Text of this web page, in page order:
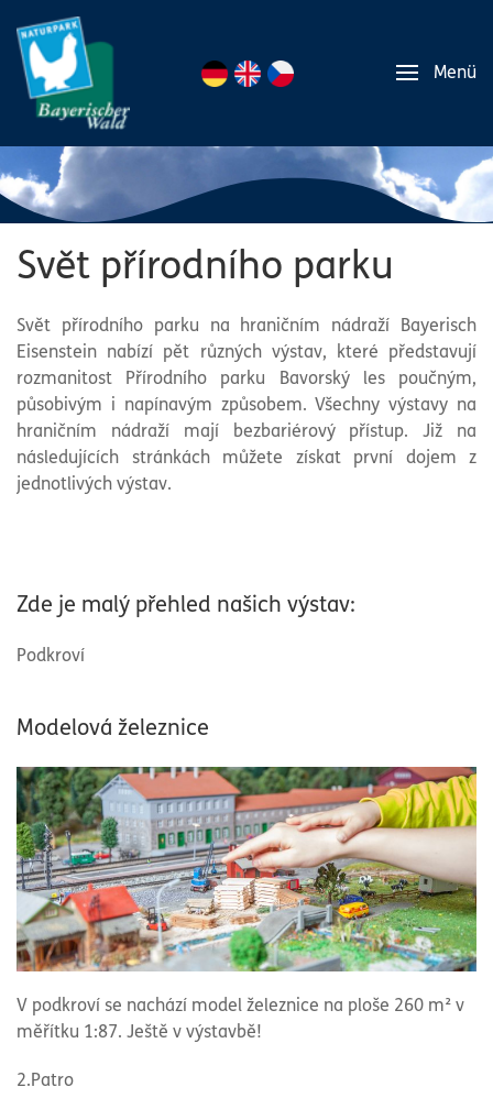
Menü
Svět přírodního parku
Svět přírodního parku na hraničním nádraží Bayerisch
Eisenstein nabízí pět různých výstav, které představují
rozmanitost Přírodního parku Bavorský les poučným,
působivým i napínavým způsobem. Všechny výstavy na
hraničním nádraží mají bezbariérový přístup. Již na
následujících stránkách můžete získat první dojem z
jednotlivých výstav.
Zde je malý přehled našich výstav:
Podkroví
Modelová železnice
V podkroví se nachází model železnice na ploše 260 m² v
měřítku 1:87. Ještě v výstavbě!
2.Patro